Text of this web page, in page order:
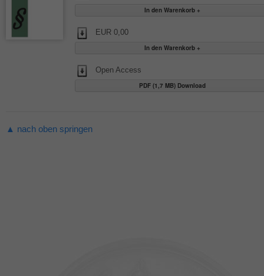
EUR 0,00
Open Access
PDF (1,7 MB) Download
▲ nach oben springen